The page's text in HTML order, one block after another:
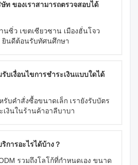
ท ของเราสามารถตรวจสอบได้
ซิ่ว เขตเซียวซาน เมืองฮั่นโจว
ยินดีต้อนรับทัศนศึกษา
รับเงื่อนไขการชำระเงินแบบใดได้
รับคำสั่งซื้อขนาดเล็ก เรายังรับบัตร
เงินในร้านค้าอาลีบาบา
การอะไรได้บ้าง？
รวมถึงโลโก้ที่กำหนดเอง ขนาด